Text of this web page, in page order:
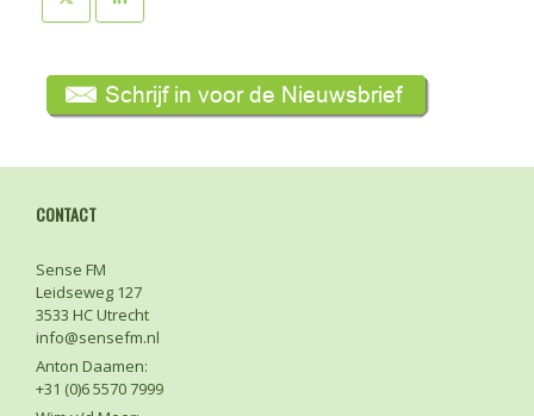
CONTACT
Sense FM
Leidseweg 127
3533 HC Utrecht
info@sensefm.nl
Anton Daamen:
+31 (0)6 5570 7999